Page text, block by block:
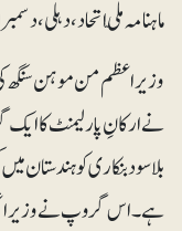
ماہنامہ ملّی اتحاد، دہلی، دسمبر ۲۰۰۹ء)
وزیراعظم من موہن سنگھ
نے ارکانِ پارلیمنٹ کا
بلاسود بنکاری کو ہندستان
ہے۔ اس گروپ نے